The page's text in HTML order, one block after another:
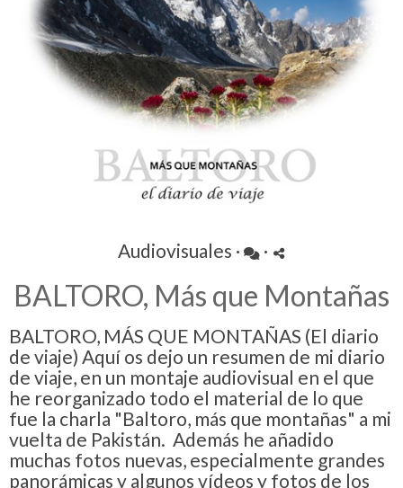
Audiovisuales · ·
BALTORO, Más que Montañas
BALTORO, MÁS QUE MONTAÑAS (El diario
de viaje) Aquí os dejo un resumen de mi diario
de viaje, en un montaje audiovisual en el que
he reorganizado todo el material de lo que
fue la charla "Baltoro, más que montañas" a mi
vuelta de Pakistán. Además he añadido
muchas fotos nuevas, especialmente grandes
panorámicas y algunos vídeos y fotos de los